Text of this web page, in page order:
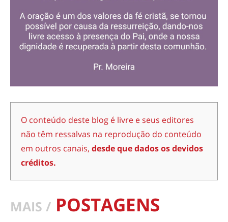
O conteúdo deste blog é livre e seus editores
não têm ressalvas na reprodução do conteúdo
em outros canais, desde que dados os devidos
créditos.
MAIS / POSTAGENS